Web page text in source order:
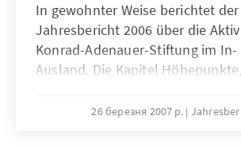
In gewohnter Weise berichtet der
Jahresbericht 2006 über die
Konrad-Adenauer-Stiftung im In-
Ausland. Die Kapitel
Namen und Fakten sowie den
26 березня 2007 р.